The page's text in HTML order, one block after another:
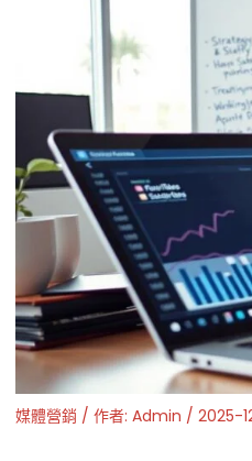
媒體營銷 / 作者:Admin /2025-